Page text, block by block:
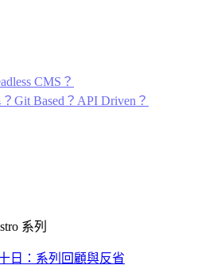
CMS？
Git Based？API Driven？
系列
日：系列回顧與反省